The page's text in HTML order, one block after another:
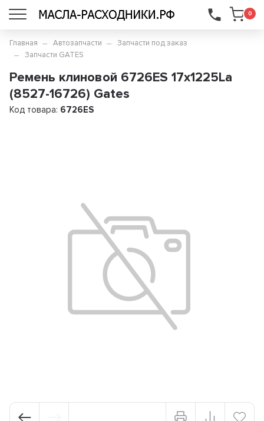
0
...
Главная Автозапчасти
Запчасти под заказ
Запчасти GATES
Ремень клиновой 6726ES 17x1225La
(8527-16726) Gates
Код товара: 6726ES